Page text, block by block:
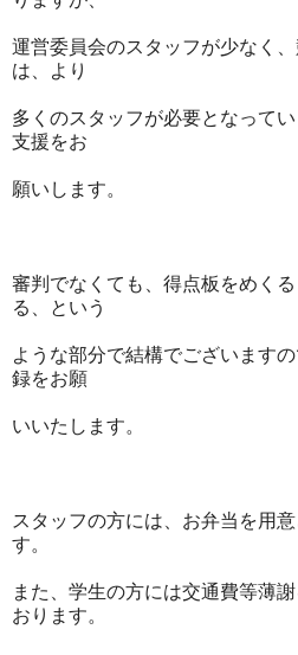
運営委員会のスタッフが少なく
は、より
多くのスタッフが必要となって
支援をお
願いします。
審判でなくても、得点板をめく
る、という
ような部分で結構でございます
録をお願
いいたします。
スタッフの方には、お弁当を用
す。
また、学生の方には交通費等薄
おります。